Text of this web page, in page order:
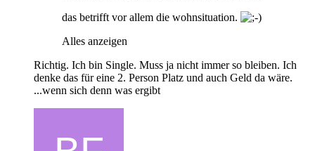
das betrifft vor allem die wohnsituation.
Alles anzeigen
Richtig. Ich bin Single. Muss ja nicht immer so bleiben. Ich
denke das für eine 2. Person Platz und auch Geld da wäre.
...wenn sich denn was ergibt